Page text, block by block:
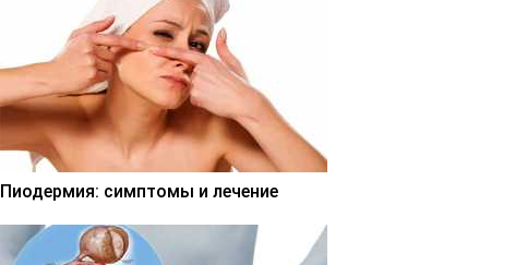
Пиодермия: симптомы и лечение